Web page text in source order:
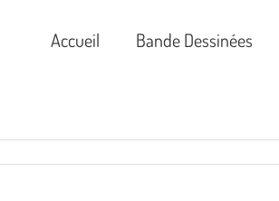
Accueil Bande Dessinées